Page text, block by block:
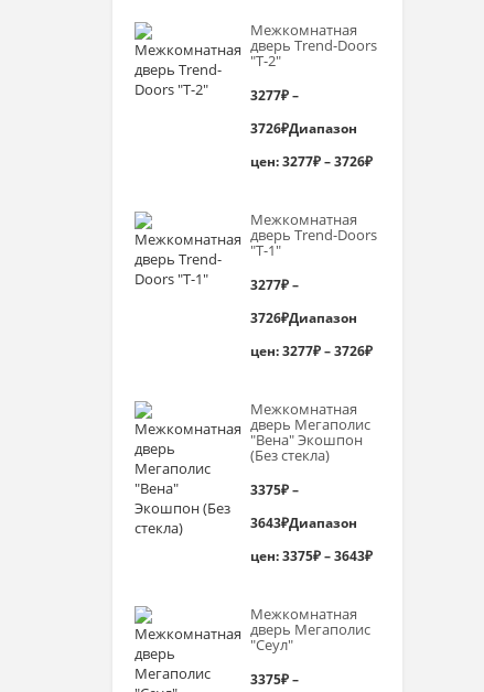
Межкомнатная
дверь Trend-Doоrs
"Т-2"
3277₽–
3726₽Диапазон
цен: 3277₽ – 3726₽
Межкомнатная
дверь Trend-Doоrs
"Т-1"
3277₽–
3726₽Диапазон
цен: 3277₽ – 3726₽
Межкомнатная
дверь Мегаполис
"Вена" Экошпон
(Без стекла)
3375₽–
3643₽Диапазон
цен: 3375₽ – 3643₽
Межкомнатная
дверь Мегаполис
"Сеул"
3375₽–